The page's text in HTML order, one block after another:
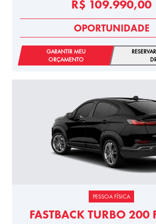
R$ 109.990,00
OPORTUNIDADE
GARANTIR MEU
ORÇAMENTO
PESSOA FÍSICA
FASTBACK TURBO 200